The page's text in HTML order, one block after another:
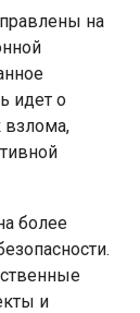
на
идет о
взлома,
более
и